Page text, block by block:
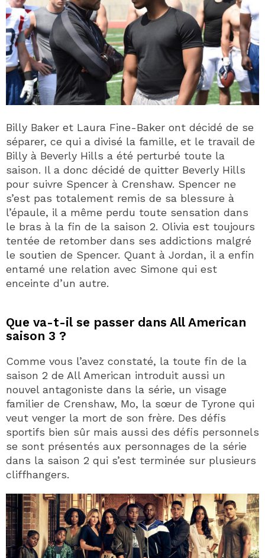
Billy Baker et Laura Fine-Baker ont décidé de se
séparer, ce qui a divisé la famille, et le travail de
Billy à Beverly Hills a été perturbé toute la
saison. Il a donc décidé de quitter Beverly Hills
pour suivre Spencer à Crenshaw. Spencer ne
s’est pas totalement remis de sa blessure à
l’épaule, il a même perdu toute sensation dans
le bras à la fin de la saison 2. Olivia est toujours
tentée de retomber dans ses addictions malgré
le soutien de Spencer. Quant à Jordan, il a enfin
entamé une relation avec Simone qui est
enceinte d’un autre.
Que va-t-il se passer dans All American
saison 3 ?
Comme vous l’avez constaté, la toute fin de la
saison 2 de All American introduit aussi un
nouvel antagoniste dans la série, un visage
familier de Crenshaw, Mo, la sœur de Tyrone qui
veut venger la mort de son frère. Des défis
sportifs bien sûr mais aussi des défis personnels
se sont présentés aux personnages de la série
dans la saison 2 qui s’est terminée sur plusieurs
cliffhangers.